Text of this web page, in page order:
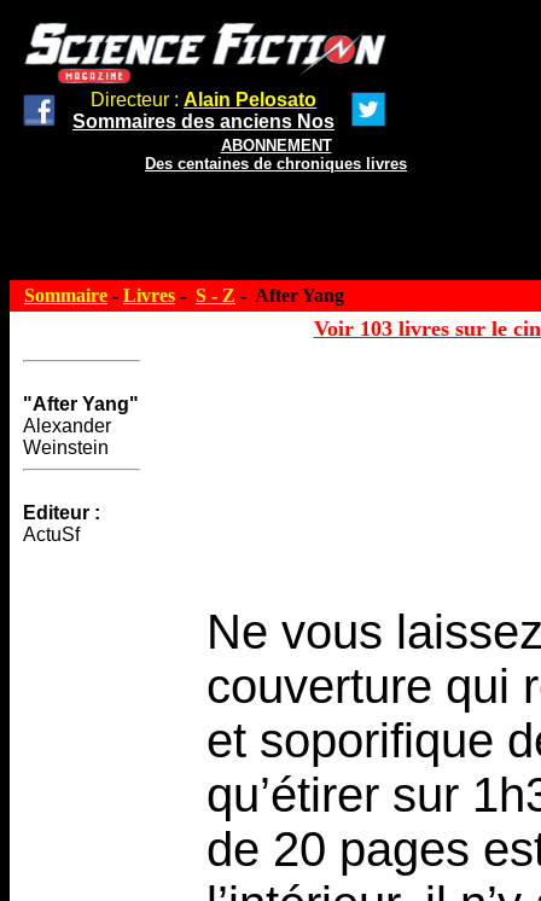
Directeur : Alain Pelosato
Sommaires des anciens Nos
ABONNEMENT
Des centaines de chroniques livres
Sommaire - Livres - S - Z - After Yang
Voir 103 livres sur le
"After Yang"
Alexander
Weinstein
Editeur :
ActuSf
Ne vous
couverture qui
et soporifique
qu’étirer sur
de 20 pages